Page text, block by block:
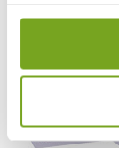
Votre choix de